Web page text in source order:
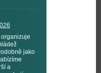
jako
a